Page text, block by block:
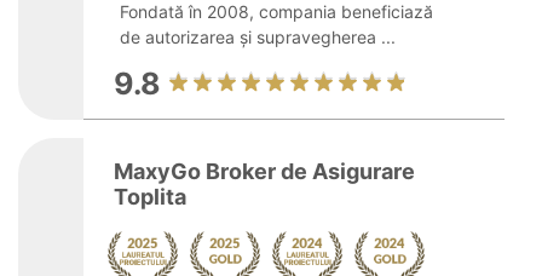
Fondată în 2008, compania beneficiază
de autorizarea și supravegherea ...
9.8
MaxyGo Broker de Asigurare
Toplita